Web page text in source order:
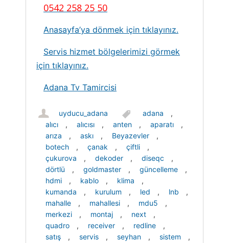
0542 258 25 50
Anasayfa’ya dönmek için tıklayınız.
Servis hizmet bölgelerimizi görmek
için tıklayınız.
Adana Tv Tamircisi
uyducu_adana adana
,
alıcı
, alıcısı , anten , aparatı
,
arıza
, askı , Beyazevler
,
botech
, çanak , çiftli
,
çukurova
, dekoder , diseqc
,
dörtlü
, goldmaster , güncelleme
,
hdmi
, kablo , klima
,
kumanda
, kurulum , led , lnb
,
mahalle
, mahallesi , mdu5
,
merkezi
, montaj , next
,
quadro
, receiver , redline
,
satış
, servis , seyhan , sistem
,